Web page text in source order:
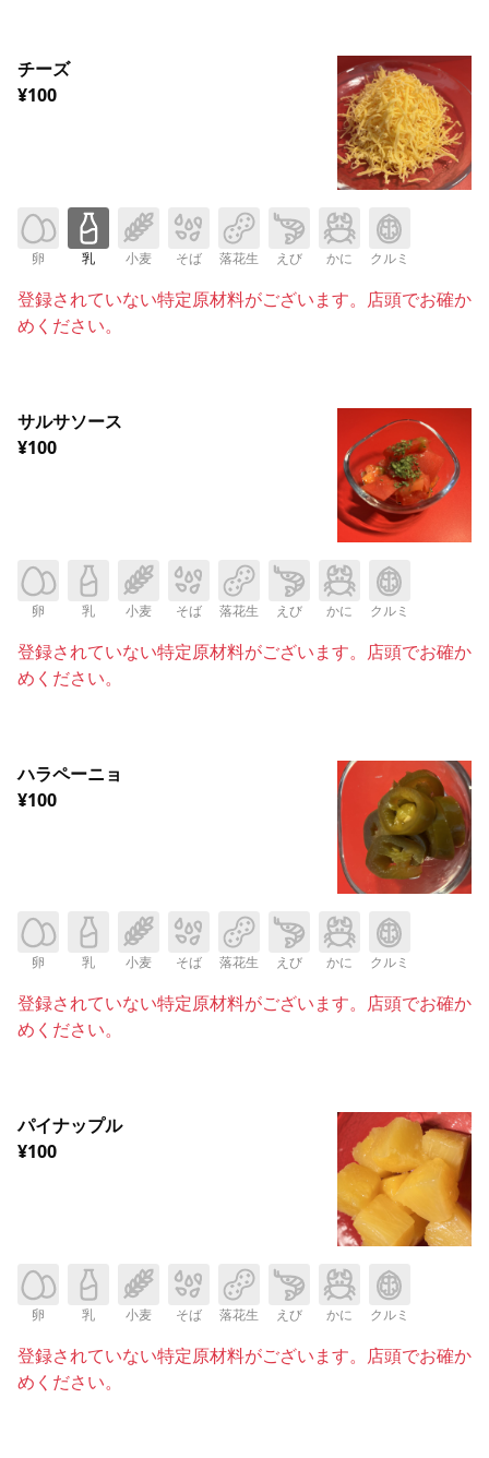
チーズ
¥100
卵 乳 小麦 そば 落花生 えび かに クルミ
登録されていない特定原材料がございます。店頭でお確か
めください。
サルサソース
¥100
卵 乳 小麦 そば 落花生 えび かに クルミ
登録されていない特定原材料がございます。店頭でお確か
めください。
ハラペーニョ
¥100
卵 乳 小麦 そば 落花生 えび かに クルミ
登録されていない特定原材料がございます。店頭でお確か
めください。
パイナップル
¥100
卵 乳 小麦 そば 落花生 えび かに クルミ
登録されていない特定原材料がございます。店頭でお確か
めください。